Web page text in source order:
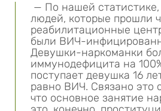
— По нашей
людей, которые прошли
реабилитационные
были ВИЧ-
Девушки-наркоманки
иммунодефицита на
поступает девушка 16
равно ВИЧ. Связано это
что основное занятие